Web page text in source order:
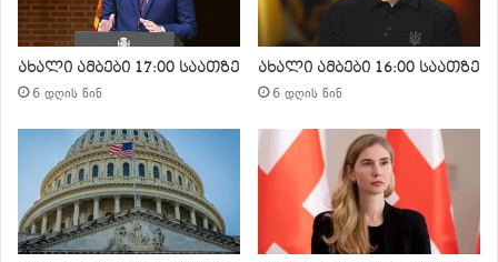
ახალი ამბები 17:00 საათზე
6 დღის წინ
ახალი ამბები 16:00 საათზე
6 დღის წინ